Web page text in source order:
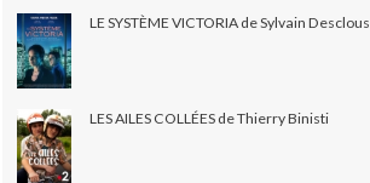
LE SYSTÈME VICTORIA de Sylvain Desclous
LES AILES COLLÉES de Thierry Binisti